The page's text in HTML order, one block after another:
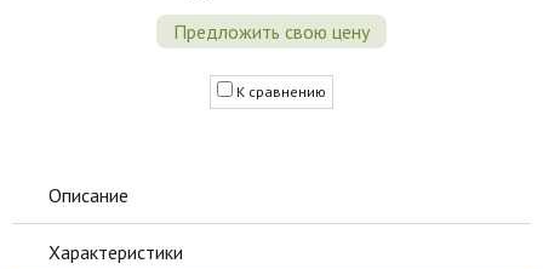
Предложить свою цену
К сравнению
Описание
Характеристики